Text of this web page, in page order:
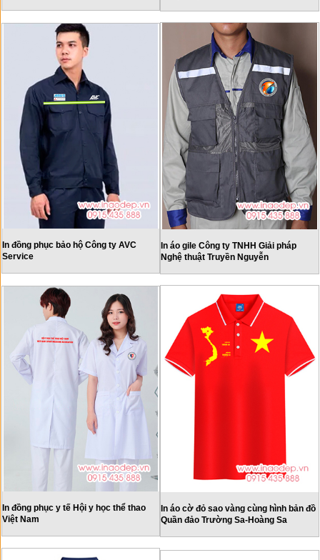
In đồng phục bảo hộ Công ty AVC
Service
In áo gile Công ty TNHH Giải pháp
Nghệ thuật Truyền Nguyễn
In đồng phục y tế Hội y học thể thao
Việt Nam
In áo cờ đỏ sao vàng cùng hình bản đồ
Quần đảo Trường Sa-Hoàng Sa